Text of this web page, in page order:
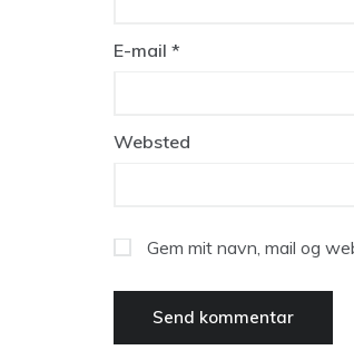
E-mail *
Websted
Gem mit navn, mail og